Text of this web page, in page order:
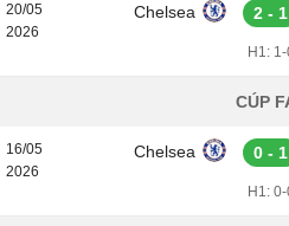
20/05
2026
Chelsea 2 - 1
H1:
CÚP
16/05
2026
Chelsea 0 - 1
H1: